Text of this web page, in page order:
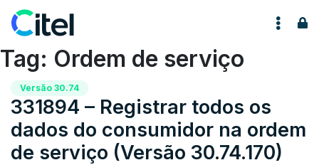
Pular para o conteúdo
Tag: Ordem de serviço
Versão 30.74
331894 – Registrar todos os
dados do consumidor na ordem
de serviço (Versão 30.74.170)